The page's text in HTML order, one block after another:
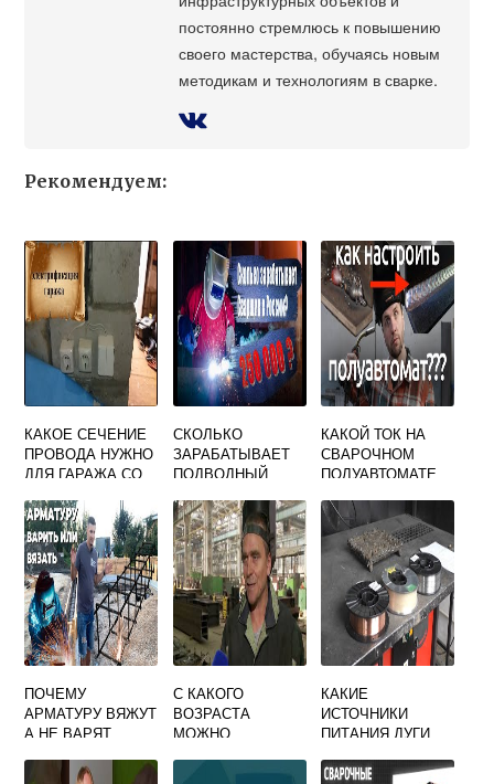
постоянно стремлюсь к повышению
своего мастерства, обучаясь новым
методикам и технологиям в сварке.
Рекомендуем:
КАКОЕ СЕЧЕНИЕ
ПРОВОДА НУЖНО
ДЛЯ ГАРАЖА СО
СКОЛЬКО
ЗАРАБАТЫВАЕТ
ПОДВОДНЫЙ
КАКОЙ ТОК НА
СВАРОЧНОМ
ПОЛУАВТОМАТЕ
ПОЧЕМУ
АРМАТУРУ ВЯЖУТ
А НЕ ВАРЯТ
С КАКОГО
ВОЗРАСТА
МОЖНО
СВАРЩИКОМ
КАКИЕ
ИСТОЧНИКИ
ПИТАНИЯ ДУГИ
СВАРКИ